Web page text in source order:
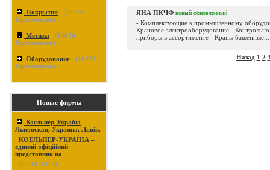
Покрытия (17375
Просмотров)
Метизы (16836
Просмотров)
Оборудование (16620
Просмотров)
Новые фирмы
Коельнер-Україна -
Львовская, Украина, Львів.
КОЕЛЬНЕР-УКРАЇНА –
єдиний офіційний
представник на
(04-19-2014)
ЯНА ПКЧФ новый обновленный
- Комплектующие к промышленному
Крановое электрооборудование -
приборы в ассортименте - Краны башенные...
Назад 1 2